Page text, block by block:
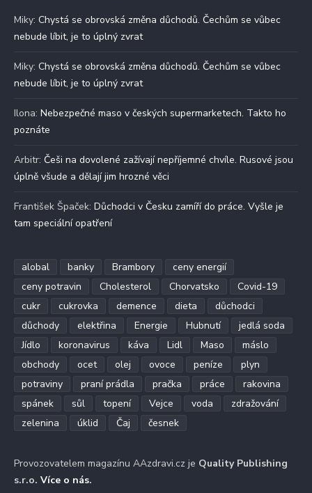
Miky: Chystá se obrovská změna důchodů. Čechům se vůbec
nebude líbit, je to úplný zvrat
Miky: Chystá se obrovská změna důchodů. Čechům se vůbec
nebude líbit, je to úplný zvrat
Ilona: Nebezpečné maso v českých supermarketech. Takto ho
poznáte
Arbitr: Češi na dovolené zažívají nepříjemné chvíle. Rusové jsou
úplně všude a dělají jim hrozné věci
František Špaček: Důchodci v Česku zamíří do práce. Vyšle je
tam speciální opatření
alobal banky Brambory
ceny energií
ceny potravin
Cholesterol Chorvatsko
Covid-19
cukr
cukrovka demence dieta
důchodci
důchody
elektřina Energie Hubnutí
jedlá soda
Jídlo
koronavirus káva Lidl Maso
máslo
obchody
ocet olej ovoce peníze
plyn
potraviny
praní prádla pračka práce
rakovina
spánek
sůl topení Vejce voda
zdražování
zelenina
úklid Čaj česnek
Provozovatelem magazínu AAzdravi.cz je Quality Publishing
s.r.o. Více o nás.